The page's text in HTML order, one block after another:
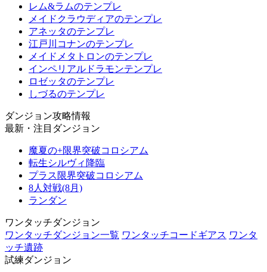
レム&ラムのテンプレ
メイドクラウディアのテンプレ
アネッタのテンプレ
江戸川コナンのテンプレ
メイドメタトロンのテンプレ
インペリアルドラモンテンプレ
ロゼッタのテンプレ
しづるのテンプレ
ダンジョン攻略情報
最新・注目ダンジョン
魔夏の+限界突破コロシアム
転生シルヴィ降臨
プラス限界突破コロシアム
8人対戦(8月)
ランダン
ワンタッチダンジョン
ワンタッチダンジョン一覧 ワンタッチコードギアス ワンタ
ッチ遺跡
試練ダンジョン